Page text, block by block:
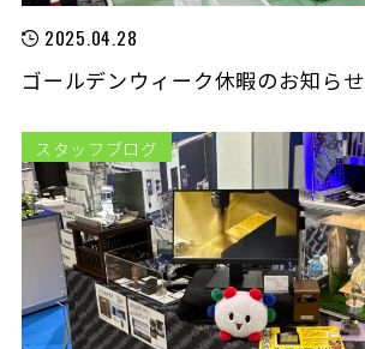
2025.04.28
ゴールデンウィーク休暇のお知らせ
スタッフブログ